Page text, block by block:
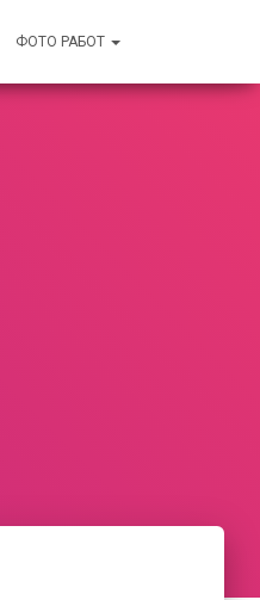
ФОТО РАБОТ